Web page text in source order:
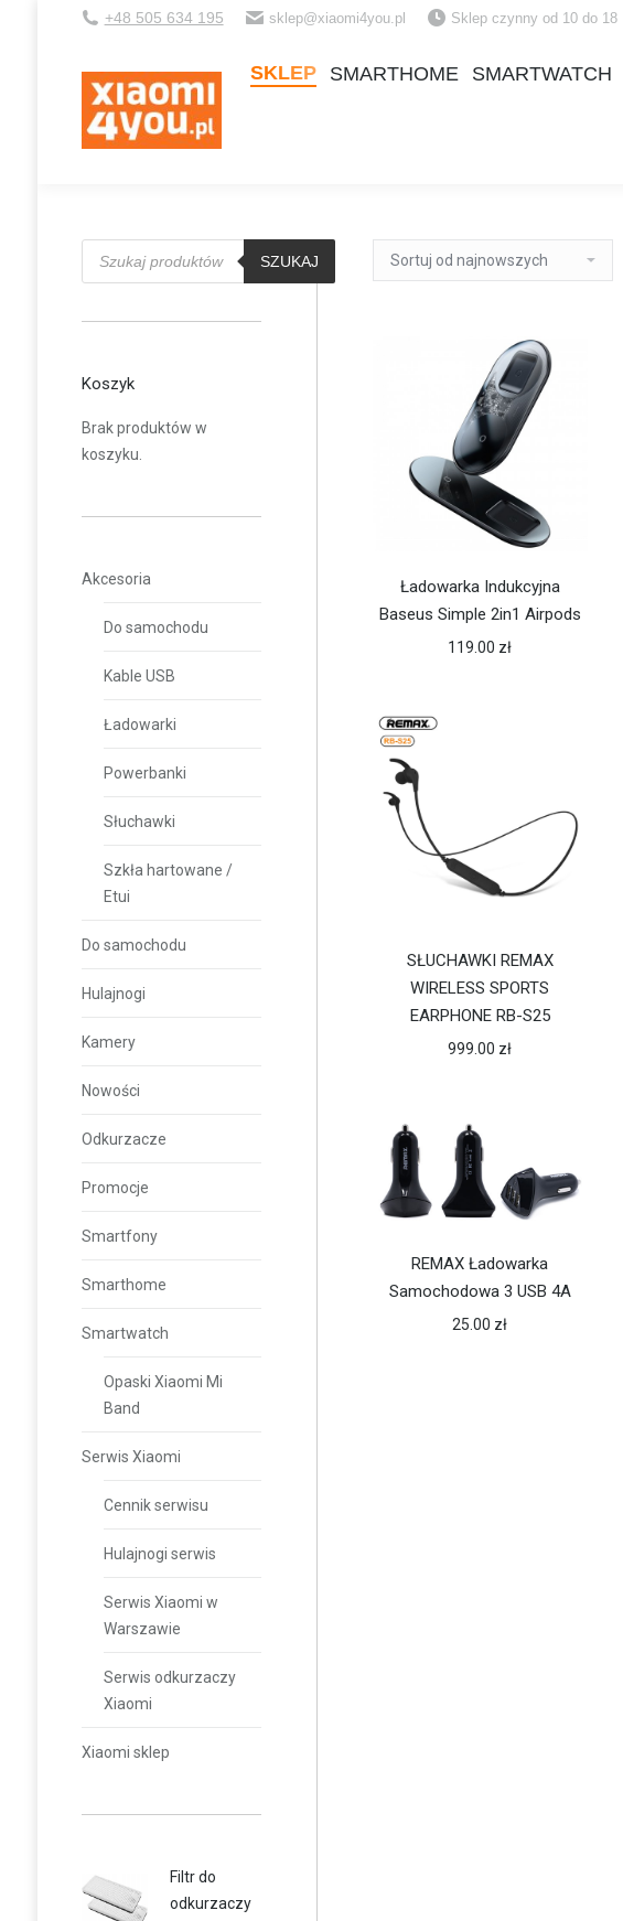
+48 505 634 195 sklep@xiaomi4you.pl Sklep czynny od 10 do 18
SKLEP SMARTHOME SMARTWATCH
Ładowarka Indukcyjna
Baseus Simple 2in1 Airpods
119.00 zł
SŁUCHAWKI REMAX
WIRELESS SPORTS
EARPHONE RB-S25
999.00 zł
REMAX Ładowarka
Samochodowa 3 USB 4A
25.00 zł
Wyszukiwarka
produktów
SZUKAJ
Koszyk
Brak produktów w
koszyku.
Akcesoria
Do samochodu
Kable USB
Ładowarki
Powerbanki
Słuchawki
Szkła hartowane /
Etui
Do samochodu
Hulajnogi
Kamery
Nowości
Odkurzacze
Promocje
Smartfony
Smarthome
Smartwatch
Opaski Xiaomi Mi
Band
Serwis Xiaomi
Cennik serwisu
Hulajnogi serwis
Serwis Xiaomi w
Warszawie
Serwis odkurzaczy
Xiaomi
Xiaomi sklep
Filtr do
odkurzaczy